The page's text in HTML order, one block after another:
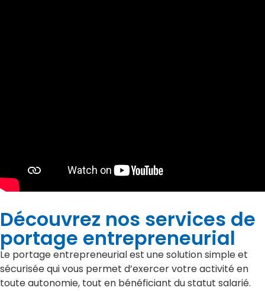
Découvrez nos services de
portage entrepreneurial
Le portage entrepreneurial est une solution simple et
sécurisée qui vous permet d’exercer votre activité en
toute autonomie, tout en bénéficiant du statut salarié.